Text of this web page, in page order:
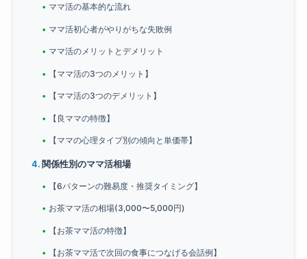
ママ活の基本的な流れ
ママ活初心者がやりがちな失敗例
ママ活のメリットとデメリット
【ママ活の3つのメリット】
【ママ活の3つのデメリット】
【良ママの特徴】
【ママの心理タイプ別の傾向と単価帯】
関係性別のママ活相場
【6パターンの難易度・推奨タイミング】
お茶ママ活の相場(3,000〜5,000円)
【お茶ママ活の特徴】
【お茶ママ活で次回の食事につなげる会話例】